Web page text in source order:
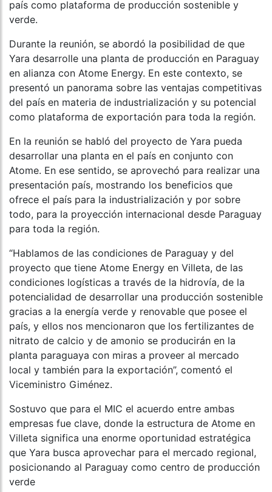
país como plataforma de producción sostenible y
verde.
Durante la reunión, se abordó la posibilidad de que
Yara desarrolle una planta de producción en Paraguay
en alianza con Atome Energy. En este contexto, se
presentó un panorama sobre las ventajas competitivas
del país en materia de industrialización y su potencial
como plataforma de exportación para toda la región.
En la reunión se habló del proyecto de Yara pueda
desarrollar una planta en el país en conjunto con
Atome. En ese sentido, se aprovechó para realizar una
presentación país, mostrando los beneficios que
ofrece el país para la industrialización y por sobre
todo, para la proyección internacional desde Paraguay
para toda la región.
“Hablamos de las condiciones de Paraguay y del
proyecto que tiene Atome Energy en Villeta, de las
condiciones logísticas a través de la hidrovía, de la
potencialidad de desarrollar una producción sostenible
gracias a la energía verde y renovable que posee el
país, y ellos nos mencionaron que los fertilizantes de
nitrato de calcio y de amonio se producirán en la
planta paraguaya con miras a proveer al mercado
local y también para la exportación”, comentó el
Viceministro Giménez.
Sostuvo que para el MIC el acuerdo entre ambas
empresas fue clave, donde la estructura de Atome en
Villeta significa una enorme oportunidad estratégica
que Yara busca aprovechar para el mercado regional,
posicionando al Paraguay como centro de producción
verde